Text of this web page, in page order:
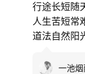
行途长短随
人生苦短常
道法自然阳
一池烟